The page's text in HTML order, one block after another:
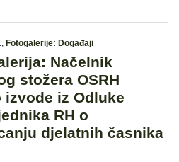
, Fotogalerije: Događaji
Načelnik
stožera OSRH
izvode iz Odluke
RH o
djelatnih časnika